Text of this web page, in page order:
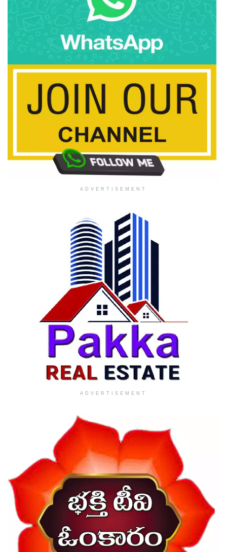
ADVERTISEMENT
ADVERTISEMENT